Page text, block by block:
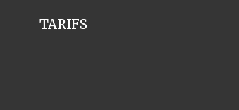
TARIFS